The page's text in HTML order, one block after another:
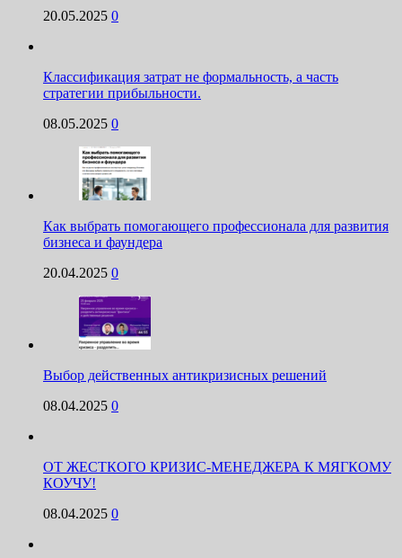
20.05.2025 0
Классификация затрат не формальность, а часть
стратегии прибыльности.
08.05.2025 0
Как выбрать помогающего профессионала для развития
бизнеса и фаундера
20.04.2025 0
Выбор действенных антикризисных решений
08.04.2025 0
ОТ ЖЕСТКОГО КРИЗИС-МЕНЕДЖЕРА К МЯГКОМУ
КОУЧУ!
08.04.2025 0